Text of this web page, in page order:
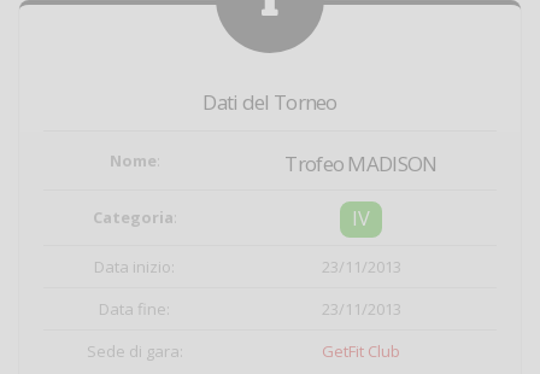
Dati del Torneo
Nome: Trofeo MADISON
Categoria: IV
Data inizio:
23/11/2013
Data fine:
23/11/2013
Sede di gara:
GetFit Club